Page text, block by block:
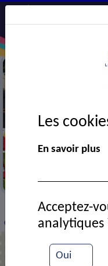
> VIE
Club de football FCP :
Les
En savoir plus
Oui
Acceptez-
analytiques